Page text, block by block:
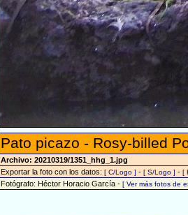
Pato picazo - Rosy-billed
Archivo: 20210319/1351_hhg_1.jpg
Exportar la foto con los datos: [ C/Logo ] - [ S/Logo ] - [
Fotógrafo: Héctor Horacio García - [ Ver más fotos de